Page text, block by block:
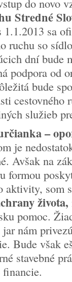
do novo
Stredné
1.1.2013 sa
ruchu so
dní bude
podpora od
bude
cestovného
služieb
–
je
Avšak na
formou
aktivity, som
života,
pomoc.
nám
Bude však
stavebné
financie.